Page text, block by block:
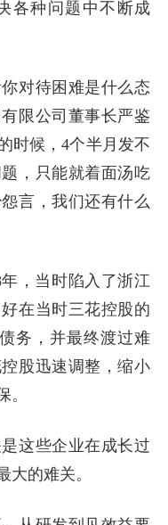
各种问题中不断成
对待困难是什么态
限公司董事长严鉴
时候，4个半月发不
，只能就着面汤吃
言，我们还有什么
，当时陷入了浙江
在当时三花控股的
务，并最终渡过难
股迅速调整，缩小
。
这些企业在成长过
大的难关。